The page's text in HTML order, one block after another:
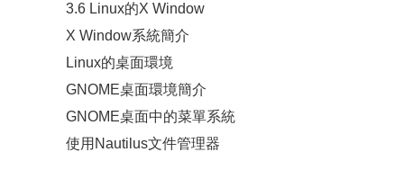
3.6 Linux的X Window
X Window系統簡介
Linux的桌面環境
GNOME桌面環境簡介
GNOME桌面中的菜單系統
使用Nautilus文件管理器